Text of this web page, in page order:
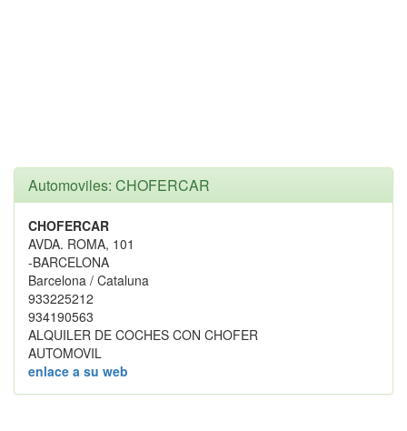
Automoviles: CHOFERCAR
CHOFERCAR
AVDA. ROMA, 101
-BARCELONA
Barcelona / Cataluna
933225212
934190563
ALQUILER DE COCHES CON CHOFER
AUTOMOVIL
enlace a su web